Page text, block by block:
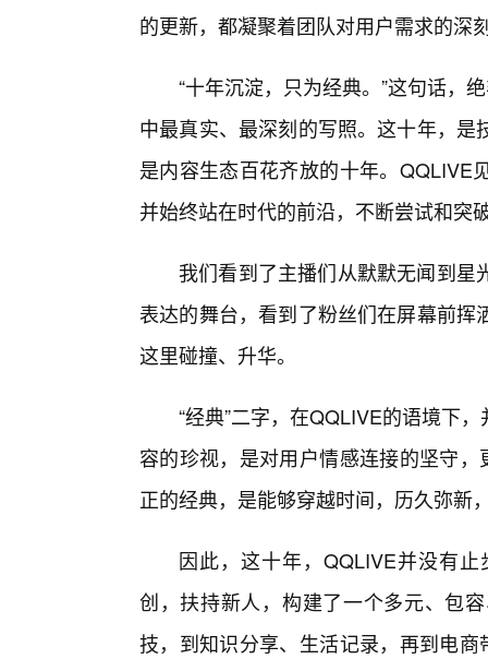
的更新，都凝聚着团队对用户需求的深
“十年沉淀，只为经典。”这句话，
中最真实、最深刻的写照。这十年，
是内容生态百花齐放的十年。QQLIVE
并始终站在时代的前沿，不断尝试和突
我们看到了主播们从默默无闻到
表达的舞台，看到了粉丝们在屏幕前
这里碰撞、升华。
“经典”二字，在QQLIVE的语境下
容的珍视，是对用户情感连接的坚守
正的经典，是能够穿越时间，历久弥新
因此，这十年，QQLIVE并没有
创，扶持新人，构建了一个多元、包
技，到知识分享、生活记录，再到电